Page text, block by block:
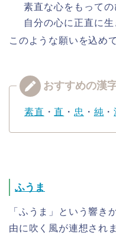
素直な心をもって
自分の心に正直に
このような願いを込め
素直 ・直 ・ 忠 ・ 純 ・
ふうま
「ふうま」という響き
由に吹く風が連想され